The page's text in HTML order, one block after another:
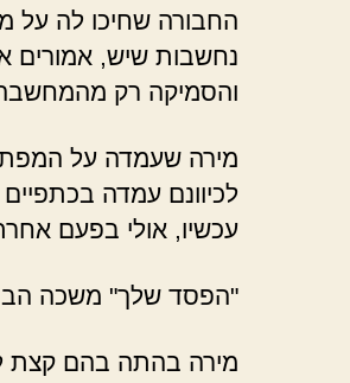
החבורה שחיכו לה על
נחשבות שיש, אמורים
והסמיקה רק
מירה שעמדה על
לכיוונם עמדה
עכשיו, אולי בפעם
"הפסד שלך" משכה
מירה בהתה בהם קצת